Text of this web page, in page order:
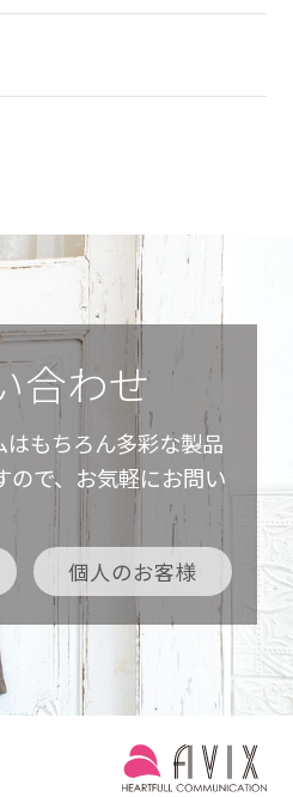
合わせ
はもちろん多彩な製品
ので、お気軽にお問い
個人のお客様